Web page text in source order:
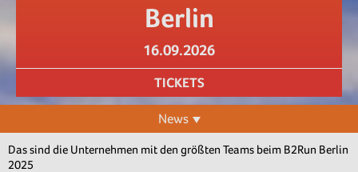
Berlin
16.09.2026
TICKETS
News
Das sind die Unternehmen mit den größten Teams beim B2Run Berlin
2025